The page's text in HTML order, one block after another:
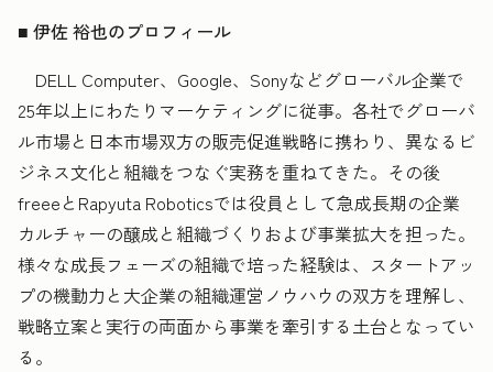
■ 伊佐 裕也のプロフィール
DELL Computer、Google、Sonyなどグローバル企業で
25年以上にわたりマーケティングに従事。各社でグローバ
ル市場と日本市場双方の販売促進戦略に携わり、異なるビ
ジネス文化と組織をつなぐ実務を重ねてきた。その後
freeeとRapyuta Roboticsでは役員として急成長期の企業
カルチャーの醸成と組織づくりおよび事業拡大を担った。
様々な成長フェーズの組織で培った経験は、スタートアッ
プの機動力と大企業の組織運営ノウハウの双方を理解し、
戦略立案と実行の両面から事業を牽引する土台となってい
る。